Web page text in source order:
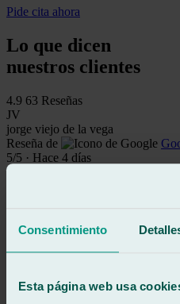
Consentimiento
Esta página web usa
Pide cita ahora
Lo que dicen
nuestros clientes
4.9 63 Reseñas
JV
jorge viejo de la vega
Reseña de
5/5 · Hace 4 días
Ver reseña
Una maravilla,
aspirado el asiento, un taller para
Ver reseña
pitu perez rodriguez
Reseña de